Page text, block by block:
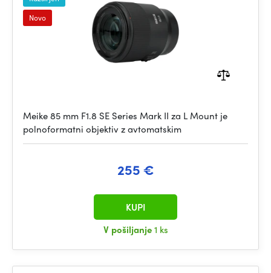
Novo
Meike 85 mm F1.8 SE Series Mark II za L Mount je
polnoformatni objektiv z avtomatskim
255 €
V pošiljanje1 ks
KUPI